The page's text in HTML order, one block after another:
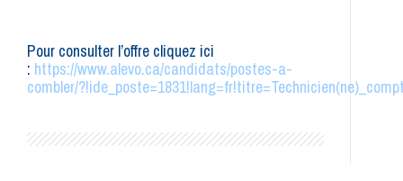
Pour consulter l’offre cliquez ici
: https://www.alevo.ca/candidats/postes-a-
combler/